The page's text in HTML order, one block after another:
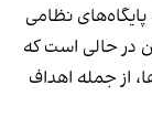
نظامی
در حالی است که
از جمله اهداف